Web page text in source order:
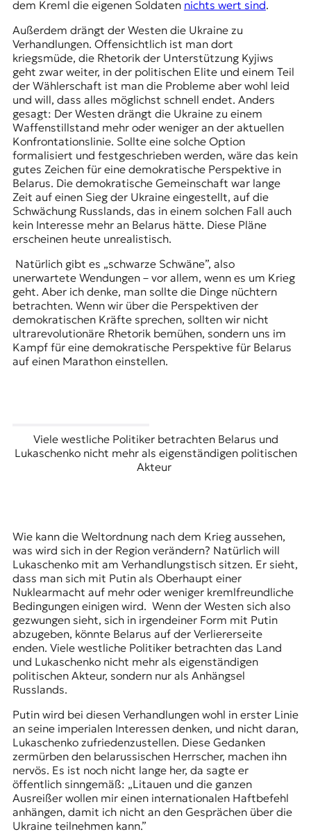
dem Kreml die eigenen Soldaten nichts wert sind.
Außerdem drängt der Westen die Ukraine zu
Verhandlungen. Offensichtlich ist man dort
kriegsmüde, die Rhetorik der Unterstützung Kyjiws
geht zwar weiter, in der politischen Elite und einem Teil
der Wählerschaft ist man die Probleme aber wohl leid
und will, dass alles möglichst schnell endet. Anders
gesagt: Der Westen drängt die Ukraine zu einem
Waffenstillstand mehr oder weniger an der aktuellen
Konfrontationslinie. Sollte eine solche Option
formalisiert und festgeschrieben werden, wäre das kein
gutes Zeichen für eine demokratische Perspektive in
Belarus. Die demokratische Gemeinschaft war lange
Zeit auf einen Sieg der Ukraine eingestellt, auf die
Schwächung Russlands, das in einem solchen Fall auch
kein Interesse mehr an Belarus hätte. Diese Pläne
erscheinen heute unrealistisch.
Natürlich gibt es „schwarze Schwäne”, also
unerwartete Wendungen – vor allem, wenn es um Krieg
geht. Aber ich denke, man sollte die Dinge nüchtern
betrachten. Wenn wir über die Perspektiven der
demokratischen Kräfte sprechen, sollten wir nicht
ultrarevolutionäre Rhetorik bemühen, sondern uns im
Kampf für eine demokratische Perspektive für Belarus
auf einen Marathon einstellen.
Viele westliche Politiker betrachten Belarus und
Lukaschenko nicht mehr als eigenständigen politischen
Akteur
Wie kann die Weltordnung nach dem Krieg aussehen,
was wird sich in der Region verändern? Natürlich will
Lukaschenko mit am Verhandlungstisch sitzen. Er sieht,
dass man sich mit Putin als Oberhaupt einer
Nuklearmacht auf mehr oder weniger kremlfreundliche
Bedingungen einigen wird. Wenn der Westen sich also
gezwungen sieht, sich in irgendeiner Form mit Putin
abzugeben, könnte Belarus auf der Verliererseite
enden. Viele westliche Politiker betrachten das Land
und Lukaschenko nicht mehr als eigenständigen
politischen Akteur, sondern nur als Anhängsel
Russlands.
Putin wird bei diesen Verhandlungen wohl in erster Linie
an seine imperialen Interessen denken, und nicht daran,
Lukaschenko zufriedenzustellen. Diese Gedanken
zermürben den belarussischen Herrscher, machen ihn
nervös. Es ist noch nicht lange her, da sagte er
öffentlich sinngemäß: „Litauen und die ganzen
Ausreißer wollen mir einen internationalen Haftbefehl
anhängen, damit ich nicht an den Gesprächen über die
Ukraine teilnehmen kann.”